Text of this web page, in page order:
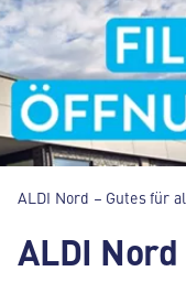
ALDI Nord – Gutes für
ALDI